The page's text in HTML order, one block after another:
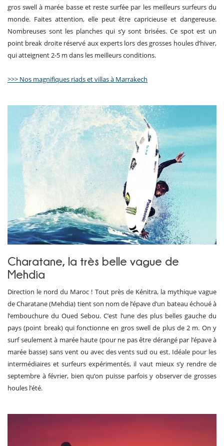
gros swell à marée basse et reste surfée par les meilleurs surfeurs du
monde. Faites attention, elle peut être capricieuse et dangereuse.
Nombreuses sont les planches qui s’y sont brisées. Ce spot est un
point break droite réservé aux experts lors des grosses houles d’hiver,
qui atteignent 2-5 m dans les meilleurs conditions.
>>> Nos magnifiques riads et villas à Marrakech
Charatane, la très belle vague de
Mehdia
Direction le nord du Maroc ! Tout près de Kénitra, la mythique vague
de Charatane (Mehdia) tient son nom de l’épave d’un bateau échoué à
l’embouchure du Oued Sebou. C’est l’une des plus belles gauche du
pays (point break) qui fonctionne en gros swell de plus de 2 m. On y
surf seulement à marée haute (pour ne pas être dérangé par l’épave à
marée basse) sans vent ou avec des vents sud ou est. Idéale pour les
intermédiaires et surfeurs expérimentés, il vaut mieux s’y rendre de
septembre à février, bien qu’on puisse parfois y observer de grosses
houles l’été.